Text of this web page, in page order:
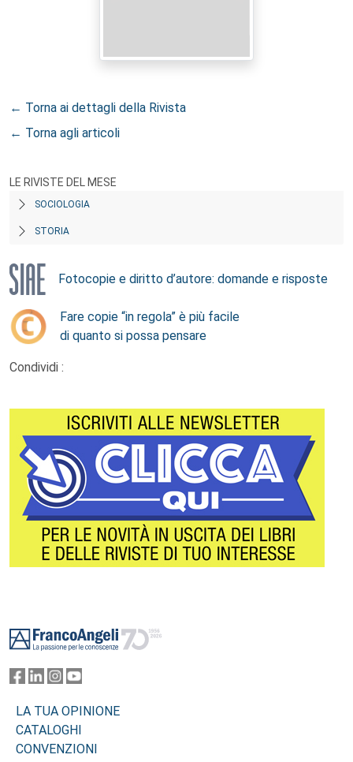
← Torna ai dettagli della Rivista
← Torna agli articoli
LE RIVISTE DEL MESE
SOCIOLOGIA
STORIA
Fotocopie e diritto d’autore: domande e risposte
Fare copie “in regola” è più facile
di quanto si possa pensare
Condividi :
LA TUA OPINIONE
CATALOGHI
CONVENZIONI